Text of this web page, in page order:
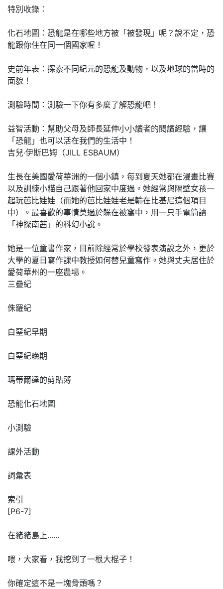
特別收錄：
化石地圖：恐龍是在哪些地方被「被發現」呢？說不定，恐
龍跟你住在同一個國家喔！
史前年表：探索不同紀元的恐龍及動物，以及地球的當時的
面貌！
測驗時間：測驗一下你有多麼了解恐龍吧！
益智活動：幫助父母及師長延伸小小讀者的閱讀經驗，讓
「恐龍」也可以活在我們的生活中！
吉兒‧伊斯巴姆（JILL ESBAUM）
生長在美國愛荷華洲的一個小鎮，每到夏天她都在漫畫比賽
以及訓練小貓自己跟著他回家中度過。她經常與隔壁女孩一
起玩芭比娃娃（而她的芭比娃娃老是輸在比基尼這個項目
中）。最喜歡的事情莫過於躲在被窩中，用一只手電筒讀
「神探南茜」的科幻小說。
她是一位童書作家，目前除經常於學校發表演說之外，更於
大學的夏日寫作課中教授如何替兒童寫作。她與丈夫居住於
愛荷華州的一座農場。
三疊紀
侏羅紀
白堊紀早期
白堊紀晚期
瑪蒂爾達的剪貼簿
恐龍化石地圖
小測驗
課外活動
詞彙表
索引
[P6-7]
在豬豬島上......
喂，大家看，我挖到了一根大棍子！
你確定這不是一塊骨頭嗎？